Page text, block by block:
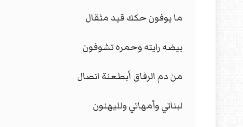
ما يوفون حكك قيد مثقال
بيضه رايته وحمره تشوفون
من دم الرفاق أبطعنة انصال
لبناتي وأمهاتي ولليهنون